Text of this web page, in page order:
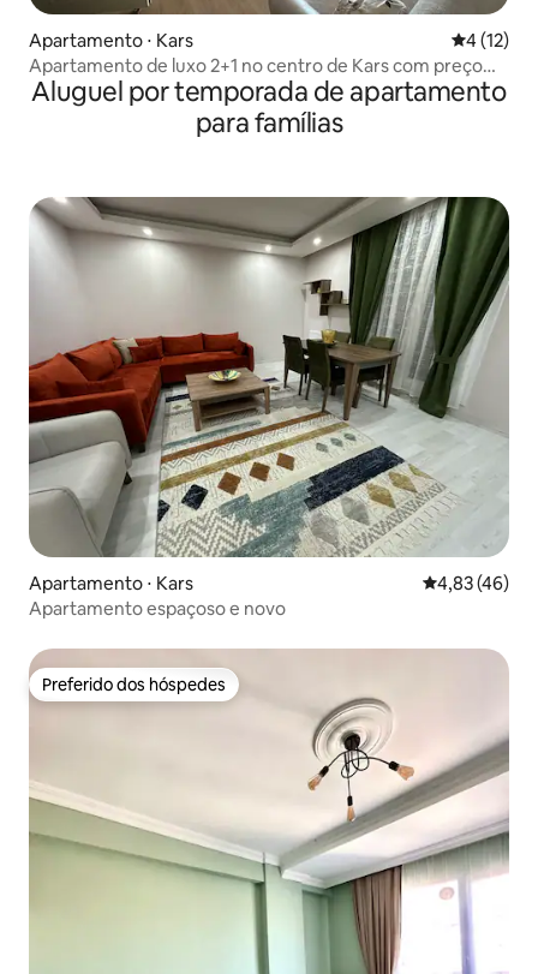
Apartamento ⋅ Kars 4 de uma
4 (12)
Apartamento de luxo 2+1 no centro de Kars com preço
promocional
Aluguel por temporada de apartamento
para famílias
Apartamento ⋅ Kars 4,83 de uma
4,83 (46)
Apartamento espaçoso e novo
Preferido dos hóspedes
Preferido dos hóspedes